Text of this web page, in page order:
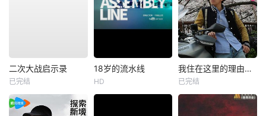
二次大战启示录
已完结
18岁的流水线
HD
我住在这里的理由第一季
已完结